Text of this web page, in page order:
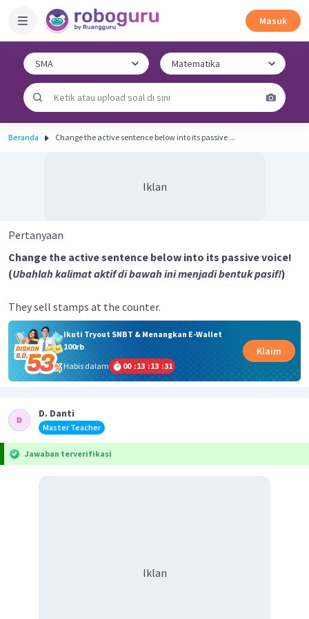
Masuk
Beranda Change the active sentence below into its passive ...
Iklan
Pertanyaan
Change the active sentence below into its passive voice!
(Ubahlah kalimat aktif di bawah ini menjadi bentuk pasif!)
They sell stamps at the counter.
Ikuti Tryout SNBT & Menangkan E-Wallet
100rb
Habis dalam
00 :13 :13 :31
Klaim
D. Danti
Master Teacher
Jawaban terverifikasi
Iklan